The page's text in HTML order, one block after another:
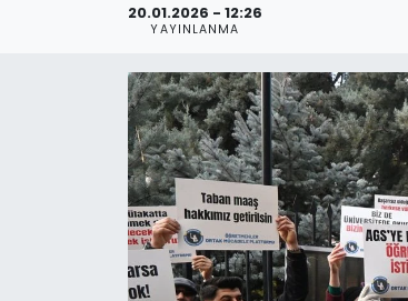
20.01.2026 - 12:26
YAYINLANMA